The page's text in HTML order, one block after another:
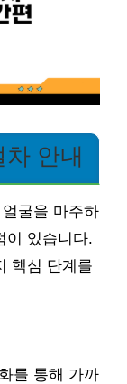
안내
굴을 마주하
이 있습니다.
핵심 단계를
를 통해 가까